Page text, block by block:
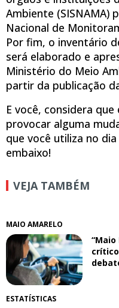
Ambiente (SISNAMA)
Nacional de
Por fim, o inventário
será elaborado e
Ministério do Meio
partir da publicação
E você, considera
provocar alguma
que você utiliza no
embaixo!
VEJA TAMBÉM
MAIO AMARELO
ESTATÍSTICAS